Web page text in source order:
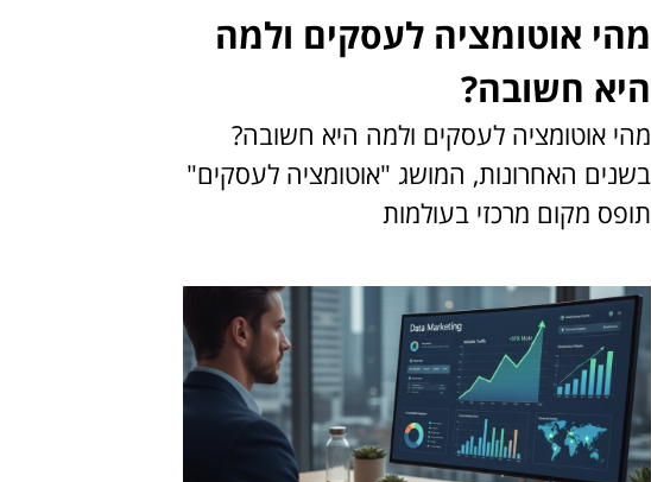
מהי אוטומציה לעסקים ולמה
היא חשובה?
מהי אוטומציה לעסקים ולמה היא חשובה?
בשנים האחרונות, המושג "אוטומציה לעסקים"
תופס מקום מרכזי בעולמות